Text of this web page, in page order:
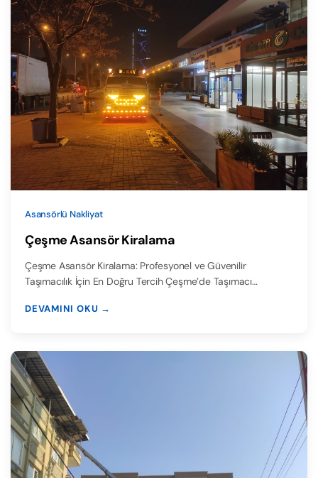
Asansörlü Nakliyat
Çeşme Asansör Kiralama
Çeşme Asansör Kiralama: Profesyonel ve Güvenilir
Taşımacılık İçin En Doğru Tercih Çeşme’de Taşımacı…
DEVAMINI OKU →